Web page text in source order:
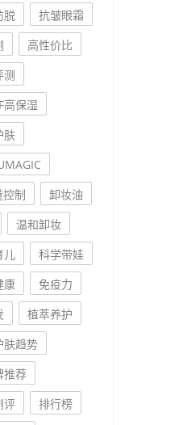
脱
抗皱眼霜
高性价比
测
高保湿
肤
控制
卸妆油
温和卸妆
儿
科学带娃
康
免疫力
植萃养护
肤趋势
推荐
评
排行榜